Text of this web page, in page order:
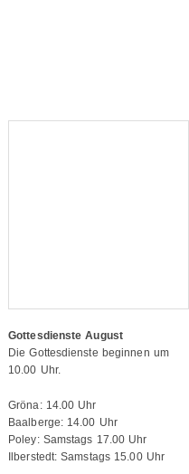
Gottesdienste August
Die Gottesdienste beginnen um
10.00 Uhr.
Gröna: 14.00 Uhr
Baalberge: 14.00 Uhr
Poley: Samstags 17.00 Uhr
Ilberstedt: Samstags 15.00 Uhr